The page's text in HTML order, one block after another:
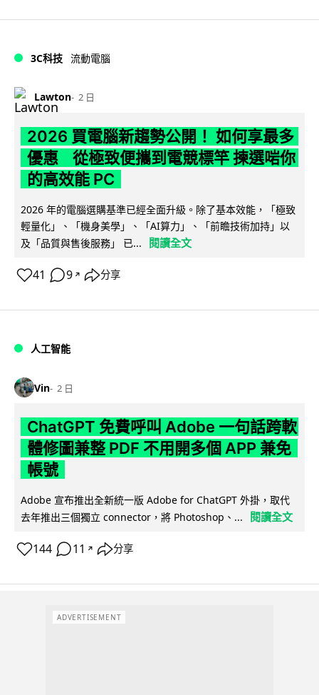
3C科技 流動電腦
Lawton 2 日
2026 買電腦新趨勢公開！ 如何享最多
優惠 從極致便攜到電競標竿 揀選啱你
的高效能 PC
2026 年的電腦選購基準已經全面升級。除了基本效能，「極致
輕量化」、「機身美學」、「AI算力」、「前瞻技術加持」以
及「品質與售後服務」 已...
閱讀全文
41 9 ↗ 分享
人工智能
Vin 2 日
ChatGPT 免費呼叫 Adobe 一句話跨軟
體修圖兼整 PDF 不用開多個 APP 兼免
帳號
Adobe 宣布推出全新統一版 Adobe for ChatGPT 外掛，取代
去年推出三個獨立 connector，將 Photoshop、...
閱讀全文
144 11 ↗ 分享
ADVERTISEMENT